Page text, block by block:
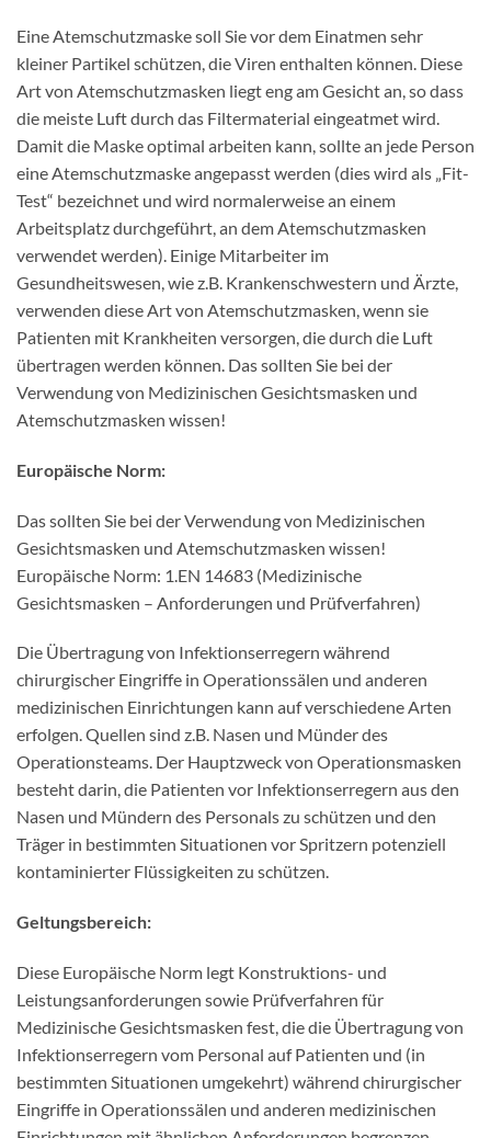
Eine Atemschutzmaske soll Sie vor dem Einatmen sehr
kleiner Partikel schützen, die Viren enthalten können. Diese
Art von Atemschutzmasken liegt eng am Gesicht an, so dass
die meiste Luft durch das Filtermaterial eingeatmet wird.
Damit die Maske optimal arbeiten kann, sollte an jede Person
eine Atemschutzmaske angepasst werden (dies wird als „Fit-
Test“ bezeichnet und wird normalerweise an einem
Arbeitsplatz durchgeführt, an dem Atemschutzmasken
verwendet werden). Einige Mitarbeiter im
Gesundheitswesen, wie z.B. Krankenschwestern und Ärzte,
verwenden diese Art von Atemschutzmasken, wenn sie
Patienten mit Krankheiten versorgen, die durch die Luft
übertragen werden können. Das sollten Sie bei der
Verwendung von Medizinischen Gesichtsmasken und
Atemschutzmasken wissen!
Europäische Norm:
Das sollten Sie bei der Verwendung von Medizinischen
Gesichtsmasken und Atemschutzmasken wissen!
Europäische Norm: 1.EN 14683 (Medizinische
Gesichtsmasken – Anforderungen und Prüfverfahren)
Die Übertragung von Infektionserregern während
chirurgischer Eingriffe in Operationssälen und anderen
medizinischen Einrichtungen kann auf verschiedene Arten
erfolgen. Quellen sind z.B. Nasen und Münder des
Operationsteams. Der Hauptzweck von Operationsmasken
besteht darin, die Patienten vor Infektionserregern aus den
Nasen und Mündern des Personals zu schützen und den
Träger in bestimmten Situationen vor Spritzern potenziell
kontaminierter Flüssigkeiten zu schützen.
Geltungsbereich:
Diese Europäische Norm legt Konstruktions- und
Leistungsanforderungen sowie Prüfverfahren für
Medizinische Gesichtsmasken fest, die die Übertragung von
Infektionserregern vom Personal auf Patienten und (in
bestimmten Situationen umgekehrt) während chirurgischer
Eingriffe in Operationssälen und anderen medizinischen